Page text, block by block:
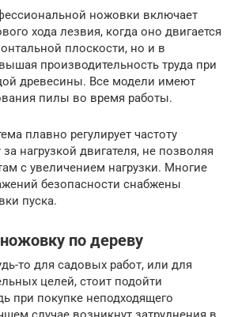
ножовки включает
хода лезвия, когда оно двигается
плоскости, но и в
производительность труда при
древесины. Все модели имеют
пилы во время работы.
плавно регулирует частоту
нагрузкой двигателя, не позволяя
с увеличением нагрузки. Многие
безопасности снабжены
пуска.
по дереву
то для садовых работ, или для
целей, стоит подойти
при покупке неподходящего